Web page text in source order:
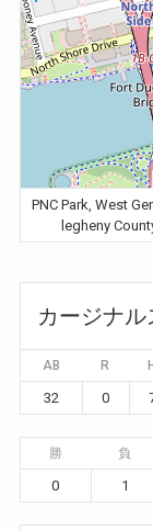
PNC Park, West
legheny
カージナル
AB R H
32 0
勝 負
0 1